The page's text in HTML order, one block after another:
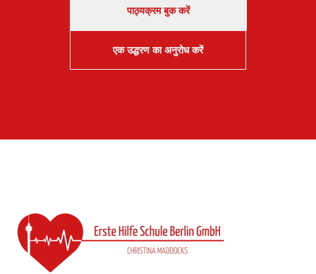
पाठ्यक्रम बुक करें
एक उद्धरण का अनुरोध करें